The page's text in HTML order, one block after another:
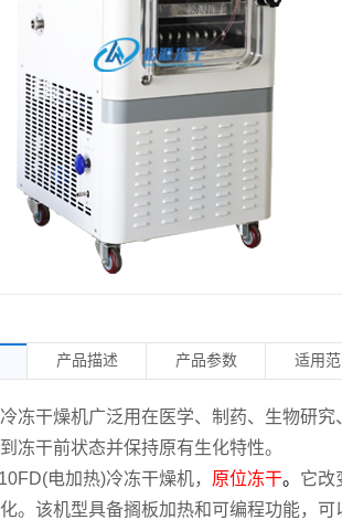
产品描述 产品参数 适用范
干燥机广泛用在医学、制药、生物研究
冻干前状态并保持原有生化特性。
电加热)冷冻干燥机， 原位冻干。 它改
。该机型具备搁板加热和可编程功能，